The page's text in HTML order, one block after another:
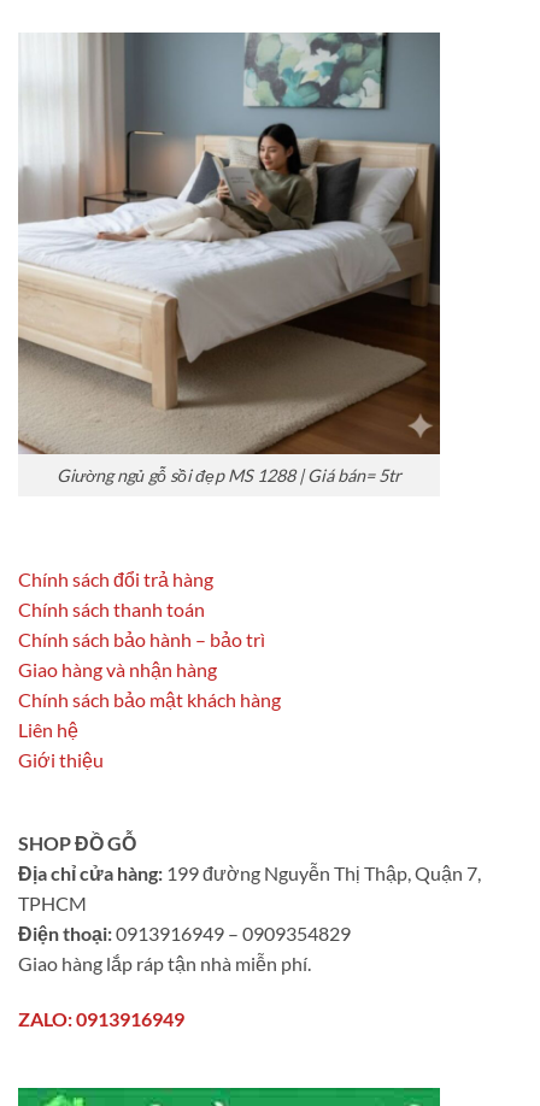
Giường ngủ gỗ sồi đẹp MS 1288 | Giá bán= 5tr
Chính sách đổi trả hàng
Chính sách thanh toán
Chính sách bảo hành – bảo trì
Giao hàng và nhận hàng
Chính sách bảo mật khách hàng
Liên hệ
Giới thiệu
SHOP ĐỒ GỖ
Địa chỉ cửa hàng: 199 đường Nguyễn Thị Thập, Quận 7,
TPHCM
Điện thoại:0913916949 – 0909354829
Giao hàng lắp ráp tận nhà miễn phí.
ZALO: 0913916949